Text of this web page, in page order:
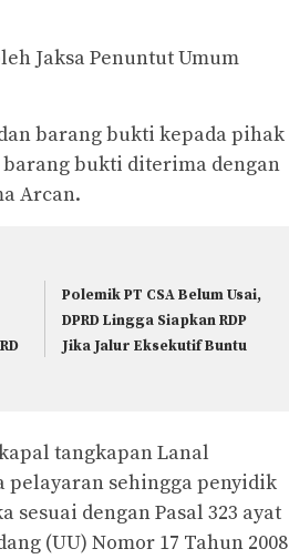
Jaksa Penuntut Umum
barang bukti kepada pihak
bukti diterima dengan
Arcan.
Polemik PT CSA Belum Usai,
DPRD Lingga Siapkan RDP
Jika Jalur Eksekutif Buntu
tangkapan Lanal
pelayaran sehingga penyidik
dengan Pasal 323 ayat
(UU) Nomor 17 Tahun 2008